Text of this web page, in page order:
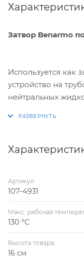
Затвор Benarmo
Используется как
устройство на
нейтральных
Артикул
107-4931
Макс. рабочая
130 °С
Высота товара
16 см